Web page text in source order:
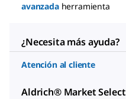
avanzada herramienta
¿Necesita más ayuda?
Atención al cliente
Aldrich® Market Select